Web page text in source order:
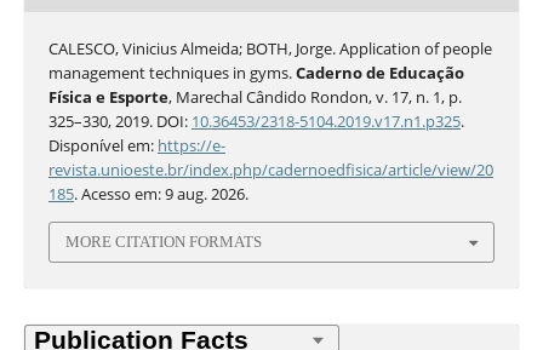
CALESCO, Vinicius Almeida; BOTH, Jorge. Application of people
management techniques in gyms.Caderno de Educação
Física e Esporte, Marechal Cândido Rondon, v. 17, n. 1, p.
325–330, 2019. DOI: 10.36453/2318-5104.2019.v17.n1.p325.
Disponível em: https://e-
revista.unioeste.br/index.php/cadernoedfisica/article/view/20
185. Acesso em: 9 aug. 2026.
MORE CITATION FORMATS